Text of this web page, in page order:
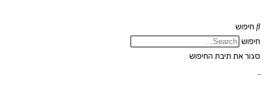
to
content
חיפוש
חיפוש
סגור את תיבת החיפוש